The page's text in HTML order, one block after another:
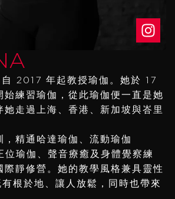
2017 年起教授瑜伽。她於 17
始練習瑜伽，從此瑜伽便一直是她
她走過上海、香港、新加坡與峇里
，精通哈達瑜伽、流動瑜伽
位瑜伽、聲音療癒及身體覺察練
際靜修營。她的教學風格兼具靈性
根於地、讓人放鬆，同時也帶來